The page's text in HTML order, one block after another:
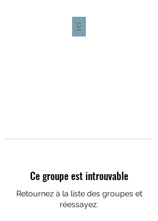
Ce groupe est introuvable
Retournez à la liste des groupes et
réessayez.